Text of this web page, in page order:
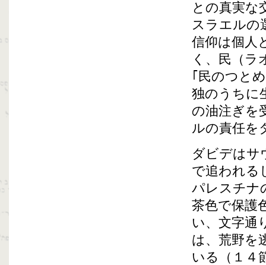
との真実な
スラエルの
信仰は個人
く、民（ラ
｢民のつと
独のうちに
の油注ぎを
ルの責任を
ダビデはサ
で追われる
パレスチナ
茶色で保護
い、文字通
は、荒野を
いる（１４